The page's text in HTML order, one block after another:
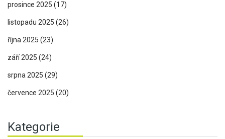
prosince 2025 (17)
listopadu 2025 (26)
října 2025 (23)
září 2025 (24)
srpna 2025 (29)
července 2025 (20)
Kategorie